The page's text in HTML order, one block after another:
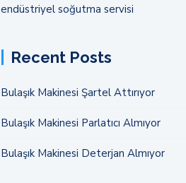
endüstriyel soğutma servisi
Recent Posts
Bulaşık Makinesi Şartel Attırıyor
Bulaşık Makinesi Parlatıcı Almıyor
Bulaşık Makinesi Deterjan Almıyor